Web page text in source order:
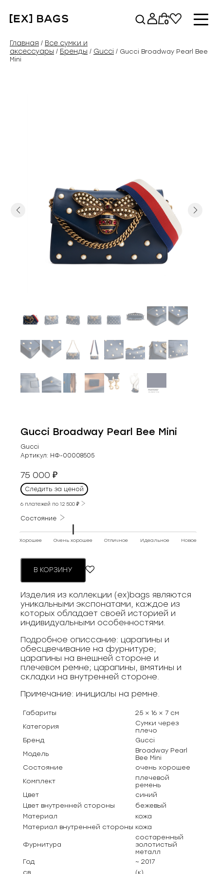
содержимому
0
Главная / Все сумки и
аксессуары / Бренды / Gucci / Gucci Broadway Pearl Bee
Mini
Previous Next
Gucci Broadway Pearl Bee Mini
Gucci
Артикул: НФ-00008505
75 000₽
Следить за ценой
6 платежей по12 500₽
Состояние
Хорошее Очень хорошее Отличное Идеальное Новое
В КОРЗИНУ
Изделия из коллекции (ex)bags являются
уникальными экспонатами, каждое из
которых обладает своей историей и
индивидуальными особенностями.
Подробное описсание: царапины и
обесцвечивание на фурнитуре;
царапины на внешней стороне и
плечевом ремне; царапины, вмятины и
складки на внутренней стороне.
Примечание: инициалы на ремне.
Габариты
25 × 16 × 7 см
Категория
Сумки через
плечо
Бренд
Gucci
Модель
Broadway Pearl
Bee Mini
Состояние
очень хорошее
Комплект
плечевой
ремень
Цвет
синий
Цвет внутренней стороны
бежевый
Материал
кожа
Материал внутренней стороны кожа
Фурнитура
состаренный
золотистый
металл
Год
~ 2017
св
(к)